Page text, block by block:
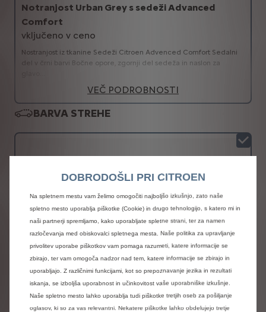
Notranjost Urban Grey s sedeži Advanced
Comfort
vključeno v ceno
Nostranjost iz tkanine Sedeži Citroen Advenced Comfort Sedalni
del v črni barvi Bočne opore, zgornji del sedeža in naslon za
VEČ PODROBNOSTI
BARVA STREHE
Streha v barvi karoserije
DOBRODOŠLI PRI CITROEN
Na spletnem mestu vam želimo omogočiti najboljšo izkušnjo, zato naše
spletno mesto uporablja piškotke (Cookie) in drugo tehnologijo, s katero mi in
naši partnerji spremljamo, kako uporabljate spletne strani, ter za namen
razločevanja med obiskovalci spletnega mesta. Naše politika za upravljanje
privolitev uporabe piškotkov vam pomaga razumeti, katere informacije se
zbirajo, ter vam omogoča nadzor nad tem, katere informacije se zbirajo in
uporabljajo. Z različnimi funkcijami, kot so prepoznavanje jezika in rezultati
iskanja, se izboljša uporabnost in učinkovitost vaše uporabniške izkušnje.
Naše spletno mesto lahko uporablja tudi piškotke tretjih oseb za pošiljanje
oglasov, ki so za vas relevantni. Nekatere piškotke lahko obdelujejo tretje